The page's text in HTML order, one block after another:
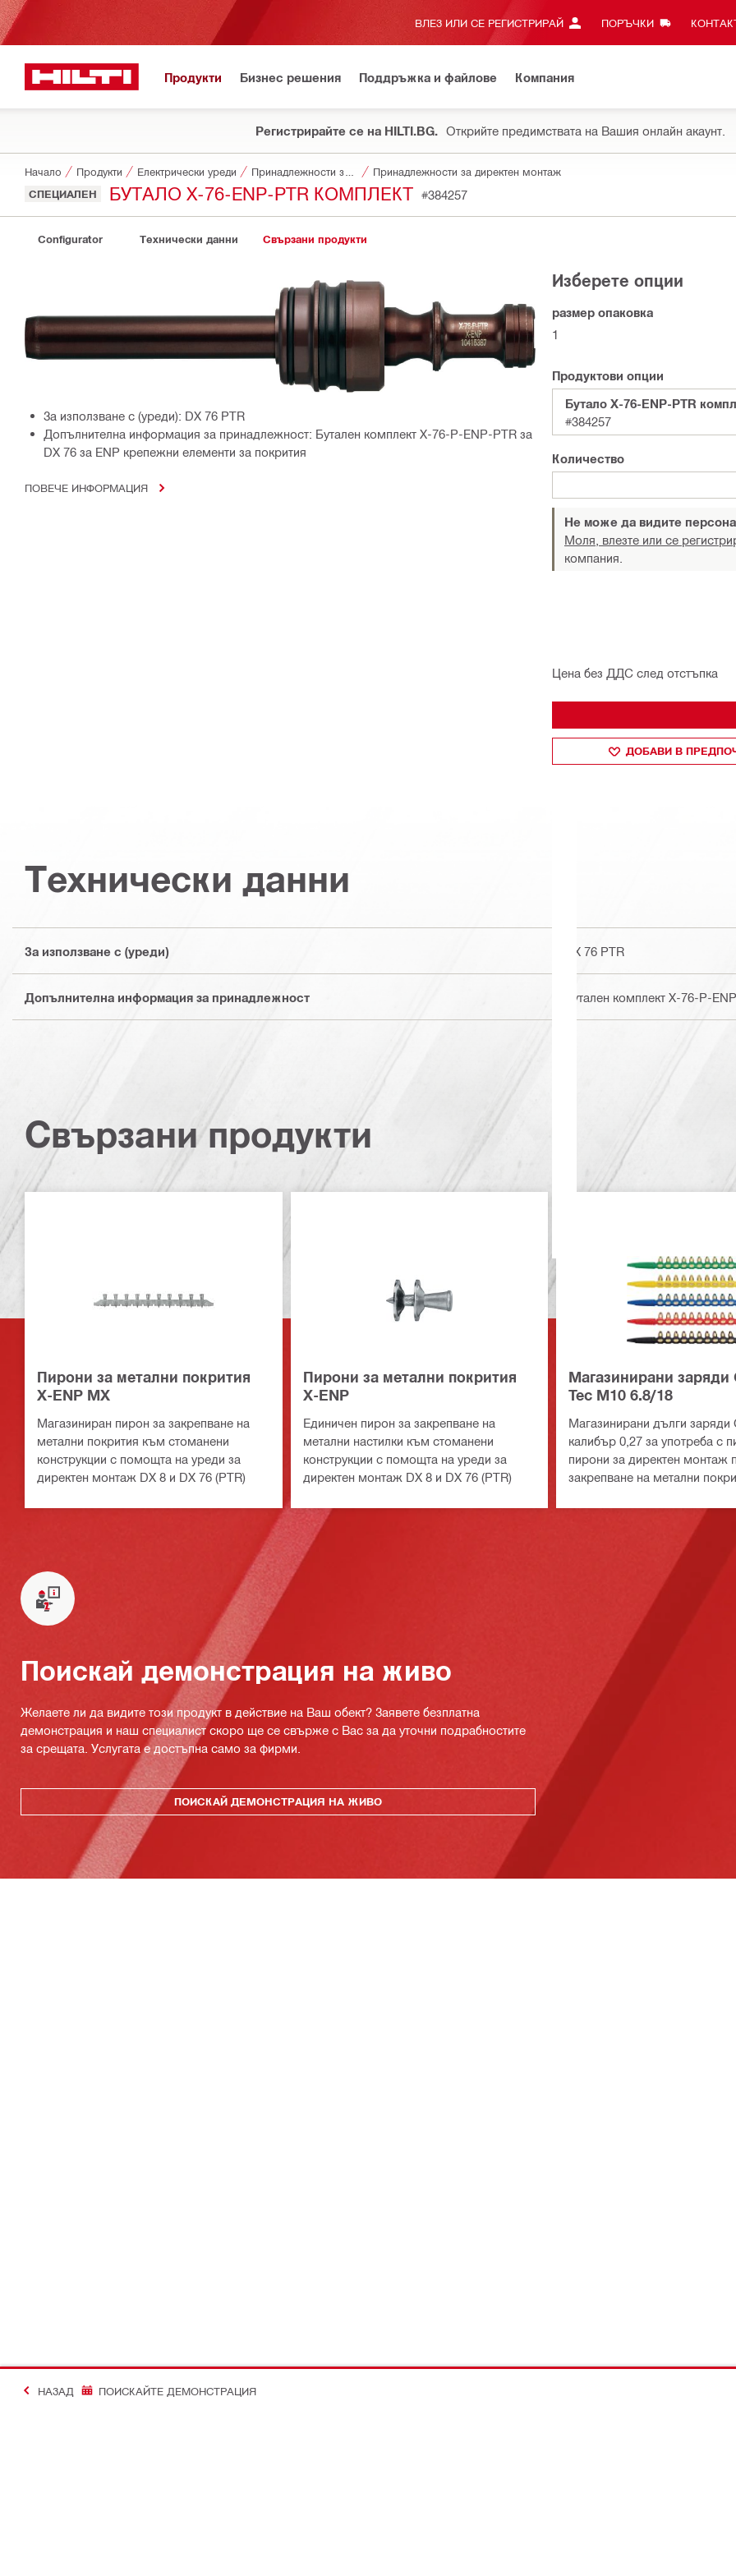
ВЛЕЗ ИЛИ СЕ РЕГИСТРИРАЙ ПОРЪЧКИ
Продукти Бизнес решения Поддръжка и файлове Компания
Регистрирайте се на HILTI.BG. Открийте предимствата на Вашия онлайн акаунт.
Начало Продукти Електрически уреди Принадлежности за директен монтаж
СПЕЦИАЛЕН БУТАЛО X-76-ENP-PTR КОМПЛЕКТ #384257
Configurator Технически данни Свързани продукти
За използване с (уреди): DX 76 PTR
Допълнителна информация за принадлежност: Бутален комплект X-76-P-ENP-PTR за
DX 76 за ENP крепежни елементи за покрития
ПОВЕЧЕ ИНФОРМАЦИЯ
Изберете опции
размер опаковка
1
Продуктови опции
Бутало X-76-ENP-PTR
#384257
Количество
Не може да видите
Моля, влезте или се
компания.
Цена без ДДС след отстъпка
ДОБАВИ В
Технически данни
За използване с (уреди) DX 76 PTR
Допълнителна информация за принадлежност Бутален комплект X-76-P-
Свързани продукти
Пирони за метални покрития
X-ENP MX
Магазиниран пирон за закрепване на
метални покрития към стоманени
конструкции с помощта на уреди за
директен монтаж DX 8 и DX 76 (PTR)
Пирони за метални покрития
X-ENP
Единичен пирон за закрепване на
метални настилки към стоманени
конструкции с помощта на уреди за
директен монтаж DX 8 и DX 76 (PTR)
Магазинирани заряди
Tec M10 6.8/18
Магазинирани дълги заряди
калибър 0,27 за употреба с
пирони за директен монтаж
закрепване на метални
Поискай демонстрация на живо
Желаете ли да видите този продукт в действие на Ваш обект? Заявете безплатна
демонстрация и наш специалист скоро ще се свърже с Вас за да уточни подрабностите
за срещата. Услугата е достъпна само за фирми.
ПОИСКАЙ ДЕМОНСТРАЦИЯ НА ЖИВО
НАЗАД ПОИСКАЙТЕ ДЕМОНСТРАЦИЯ